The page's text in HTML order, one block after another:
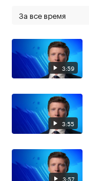
За все время
3:59
3:55
3:57